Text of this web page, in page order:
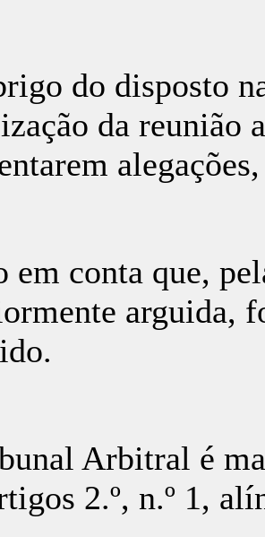
do disposto
da reunião
em conta que,
arguida,
Arbitral é
2.º, n.º 1,